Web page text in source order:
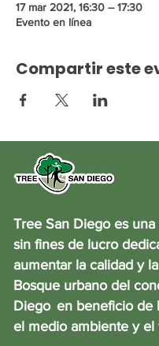
17 mar 2021, 16:30 – 17:30
Evento en línea
Compartir este
Tree San Diego es
sin fines de lucro
aumentar la calidad y
Bosque urbano del
Diego en beneficio de
el medio ambiente y el